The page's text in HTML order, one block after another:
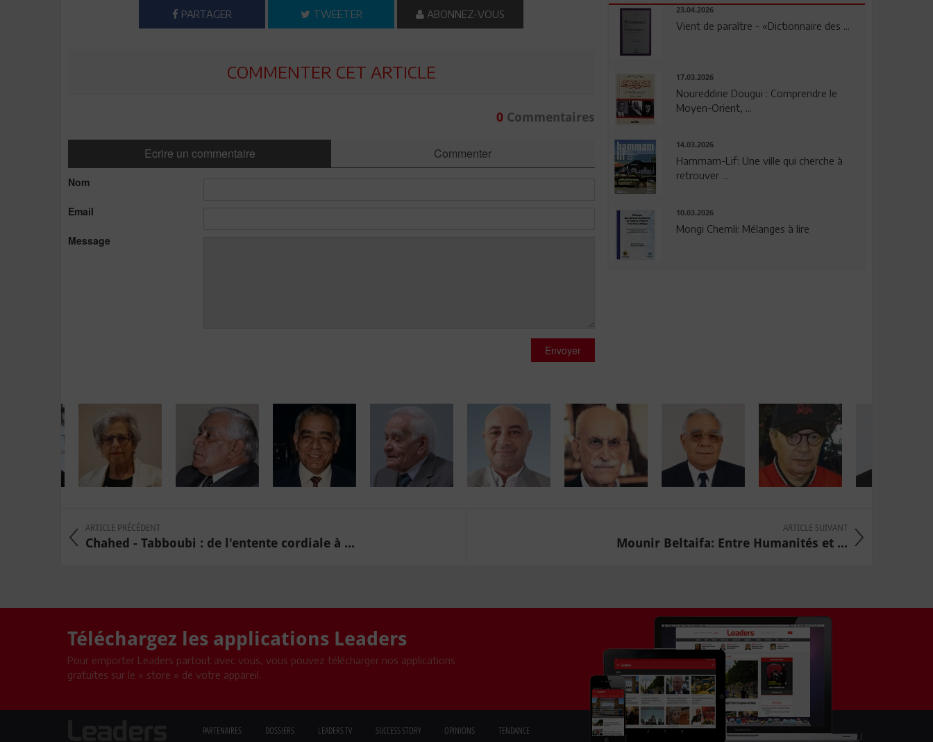
PARTAGER TWEETER ABONNEZ-VOUS
COMMENTER CET ARTICLE
0Commentaires
Ecrire un commentaire Commenter
Nom
Email
Message
Envoyer
23.04.2026
Vient de paraître - «Dictionnaire des ...
17.03.2026
Noureddine Dougui : Comprendre le
Moyen-Orient, ...
14.03.2026
Hammam-Lif: Une ville qui cherche à
retrouver ...
10.03.2026
Mongi Chemli: Mélanges à lire
ARTICLE PRÉCÉDENT
Chahed - Tabboubi : de l'entente cordiale à ...
ARTICLE SUIVANT
Mounir Beltaifa: Entre Humanités et ...
Téléchargez les applications Leaders
Pour emporter Leaders partout avec vous, vous pouvez télécharger nos applications
gratuites sur le « store » de votre appareil.
PARTENAIRES DOSSIERS LEADERS TV SUCCESS STORY OPINIONS TENDANCE